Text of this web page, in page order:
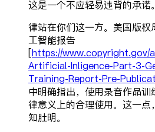
这是一个不应轻易违背的承诺。
律站在你们这一方。美国版权
工智能报告
[https://www.copyright.gov/
Artificial-Inligence-Part-3-
Training-Report-Pre-
中明确指出，使用录音作品训
律意义上的合理使用。这一
知肚明。